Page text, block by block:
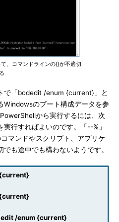
、コマンドラインの{}が不適切
で「bcdedit /enum {current}」と
Windowsのブート構成データを参
から実行するには、次
行すればよいのです。「--%」
マンドやスクリプト、アプリケ
も途中でも構わないようです。
/enum {current}